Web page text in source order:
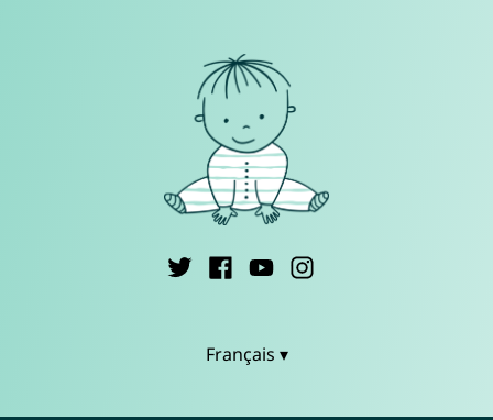
Français ▾